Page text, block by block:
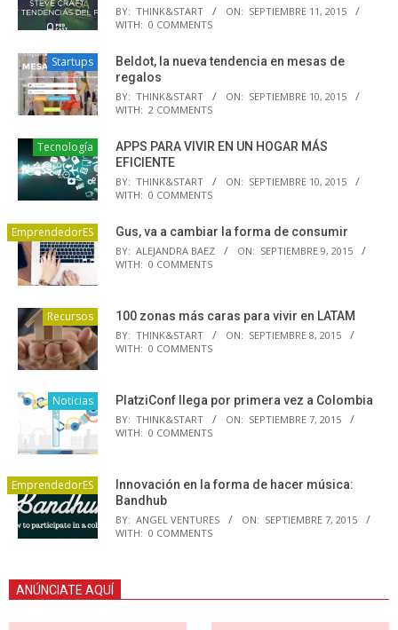
BY: THINK&START ON: SEPTIEMBRE 11, 2015
WITH: 0 COMMENTS
Startups
Beldot, la nueva tendencia en mesas de
regalos
BY: THINK&START ON: SEPTIEMBRE 10, 2015
WITH: 2 COMMENTS
Tecnología
APPS PARA VIVIR EN UN HOGAR MÁS
EFICIENTE
BY: THINK&START ON: SEPTIEMBRE 10, 2015
WITH: 0 COMMENTS
EmprendedorES Gus, va a cambiar la forma de consumir
BY: ALEJANDRA BAEZ ON: SEPTIEMBRE 9, 2015
WITH: 0 COMMENTS
Recursos 100 zonas más caras para vivir en LATAM
BY: THINK&START ON: SEPTIEMBRE 8, 2015
WITH: 0 COMMENTS
Noticias PlatziConf llega por primera vez a Colombia
BY: THINK&START ON: SEPTIEMBRE 7, 2015
WITH: 0 COMMENTS
EmprendedorES
Innovación en la forma de hacer música:
Bandhub
BY: ANGEL VENTURES ON: SEPTIEMBRE 7, 2015
WITH: 0 COMMENTS
ANÚNCIATE AQUÍ